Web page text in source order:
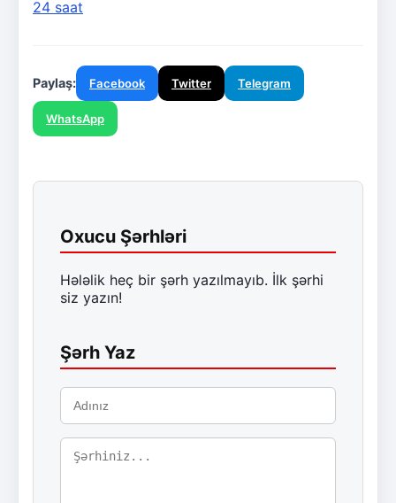
24 saat
Paylaş: Facebook Twitter Telegram
WhatsApp
Oxucu Şərhləri
Hələlik heç bir şərh yazılmayıb. İlk şərhi
siz yazın!
Şərh Yaz